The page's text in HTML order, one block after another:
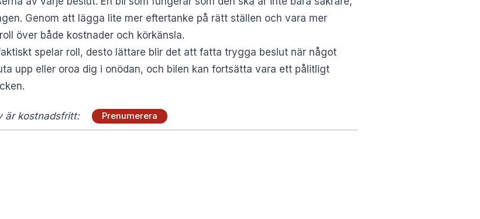
Genom att lägga lite mer eftertanke på rätt ställen och vara mer
över både kostnader och körkänsla.
spelar roll, desto lättare blir det att fatta trygga beslut när något
upp eller oroa dig i onödan, och bilen kan fortsätta vara ett pålitligt
är kostnadsfritt: Prenumerera